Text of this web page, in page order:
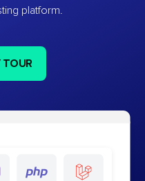
platform.
TOUR